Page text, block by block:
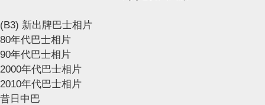
(B3) 新出牌巴士相片
80年代巴士相片
90年代巴士相片
2000年代巴士相片
2010年代巴士相片
昔日中巴